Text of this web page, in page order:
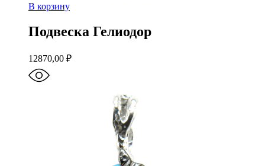
В корзину
Подвеска Гелиодор
12870,00 ₽